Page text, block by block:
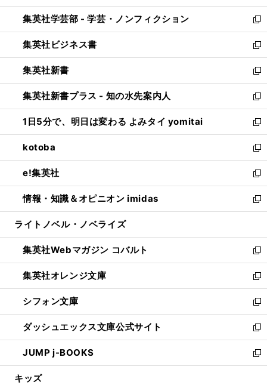
開
く
ウ
で
開
く
ン
ド
ウ
で
開
く
ウ
ィ
ン
ド
ウ
で
開
く
集英社学芸部 - 学芸・ノンフィクション
新
し
い
ウ
ィ
ン
ド
ウ
で
開
く
集英社ビジネス書
新
し
い
ウ
ィ
ン
ド
ウ
で
開
く
集英社新書
新
し
い
ウ
ィ
ン
ド
ウ
で
開
く
集英社新書プラス - 知の水先案内人
新
し
い
ウ
ィ
ン
ド
ウ
で
開
1日5分で、明日は変わる よみタイ yomitai
新
し
い
ウ
ィ
ン
ド
ウ
開
く
kotoba
新
し
い
ウ
ィ
ン
ウ
で
開
く
e!集英社
新
し
い
ウ
ン
ド
ウ
で
開
く
情報・知識＆オピニオン imidas
新
し
ウ
ィ
ン
ド
ウ
で
開
く
ライトノベル・ノベライズ
集英社Webマガジン コバルト
新
し
い
ウ
ィ
ン
ド
ウ
で
開
集英社オレンジ文庫
新
し
い
ウ
ィ
ン
ド
ウ
シフォン文庫
新
し
い
ウ
ィ
ン
ダッシュエックス文庫公式サイト
新
し
い
ウ
JUMP j-BOOKS
新
し
キッズ